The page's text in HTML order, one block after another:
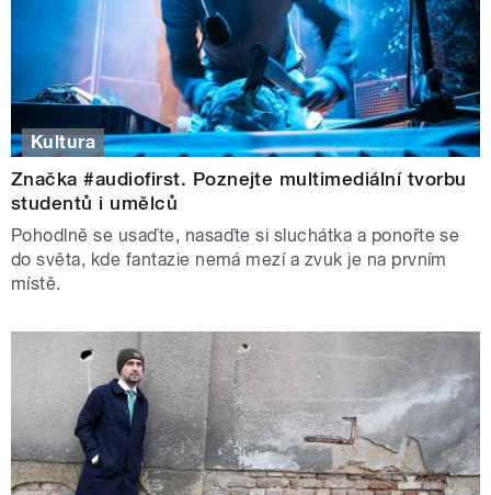
Kultura
Značka #audiofirst. Poznejte multimediální tvorbu
studentů i umělců
Pohodlně se usaďte, nasaďte si sluchátka a ponořte se
do světa, kde fantazie nemá mezí a zvuk je na prvním
místě.